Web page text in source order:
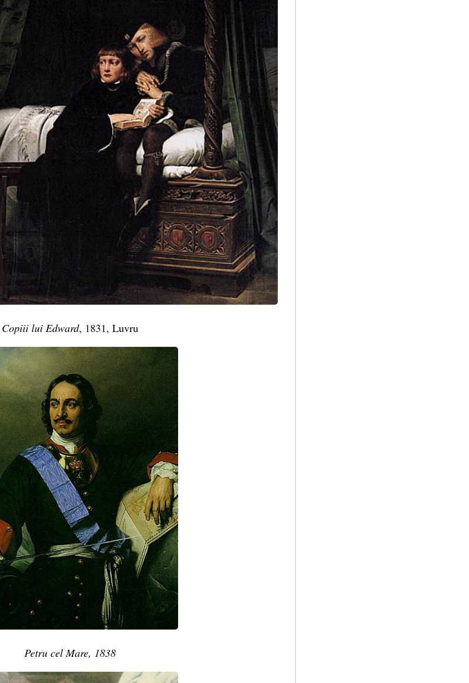
Copiii lui Edward, 1831, Luvru
Petru cel Mare, 1838